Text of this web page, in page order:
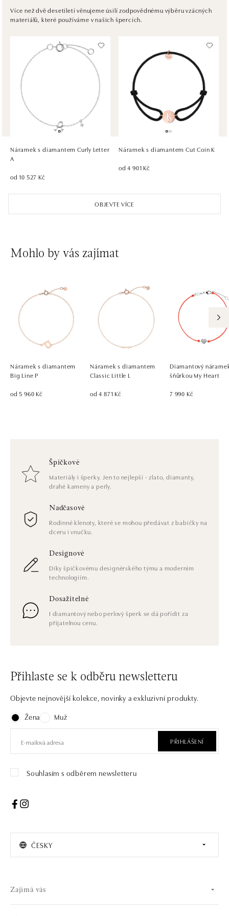
Pribinova 8, 811 09 Bratislava
tel.: +421917090467
HALADA OC Avion, Bratislava
Ivanská cesta 16, 821 04 Bratislava
dnes otevřeno do 21:00
HALADA OC Eurovea, Bratislava
Pribinova 8, 811 09 Bratislava
dnes otevřeno do 21:00
Více než dvě desetiletí věnujeme úsilí zodpovědnému výběru vzácných
materiálů, které používáme v našich špercích.
OBJEVTE VÍCE
Náramek s diamantem Curly Letter
A
od 10 527 Kč
Náramek s diamantem Cut Coin K
od 4 901 Kč
Mohlo by vás zajímat
Náramek s diamantem
Big Line P
od 5 960 Kč
Náramek s diamantem
Classic Little L
od 4 871 Kč
Diamantový
šňůrkou My Heart
7 990 Kč
Špičkové
Materiály i šperky. Jen to nejlepší - zlato, diamanty,
drahé kameny a perly.
Nadčasové
Rodinné klenoty, které se mohou předávat z babičky na
dceru i vnučku.
Designové
Díky špičkovému designérského týmu a moderním
technologiím.
Dosažitelné
I diamantový nebo perlový šperk se dá pořídit za
přijatelnou cenu.
Přihlaste se k odběru newsletteru
Objevte nejnovější kolekce, novinky a exkluzivní produkty.
Žena
Muž
PŘIHLÁŠENÍ
Souhlasím s odběrem newsletteru
ČESKY
Zajímá vás